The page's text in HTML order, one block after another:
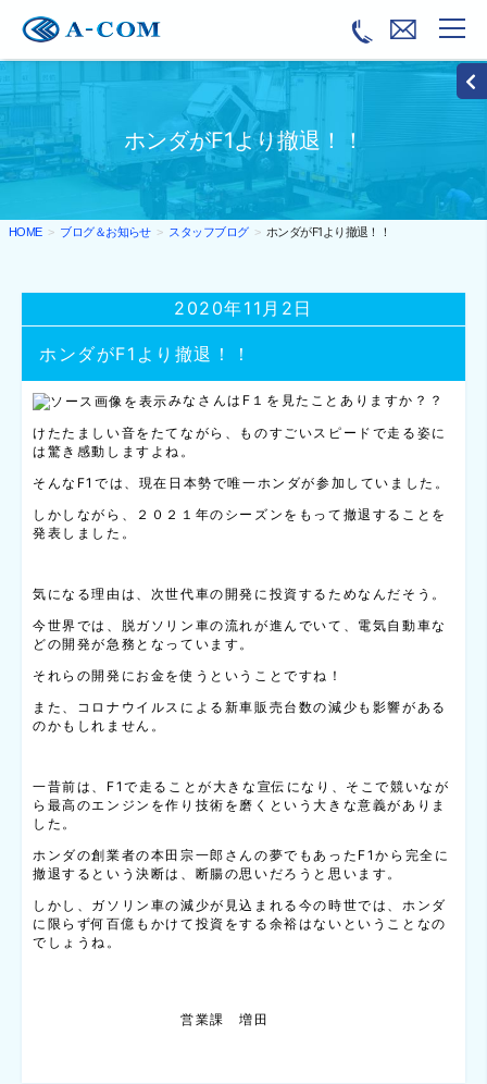
ホンダがF1より撤退！！
HOME ブログ＆お知らせ スタッフブログ ホンダがF1より撤退！！
ホンダがF1より撤退！！
2020年11月2日
みなさんはF１を見たことありますか？？
けたたましい音をたてながら、ものすごいスピードで走る姿に
は驚き感動しますよね。
そんなF1では、現在日本勢で唯一ホンダが参加していました。
しかしながら、２０２１年のシーズンをもって撤退することを
発表しました。
気になる理由は、次世代車の開発に投資するためなんだそう。
今世界では、脱ガソリン車の流れが進んでいて、電気自動車な
どの開発が急務となっています。
それらの開発にお金を使うということですね！
また、コロナウイルスによる新車販売台数の減少も影響がある
のかもしれません。
一昔前は、F1で走ることが大きな宣伝になり、そこで競いなが
ら最高のエンジンを作り技術を磨くという大きな意義がありま
した。
ホンダの創業者の本田宗一郎さんの夢でもあったF1から完全に
撤退するという決断は、断腸の思いだろうと思います。
しかし、ガソリン車の減少が見込まれる今の時世では、ホンダ
に限らず何百億もかけて投資をする余裕はないということなの
でしょうね。
営業課 増田